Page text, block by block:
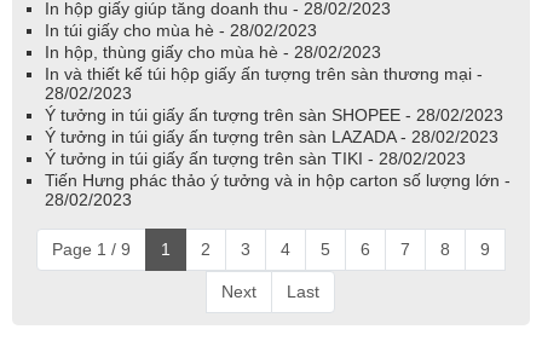
In hộp giấy giúp tăng doanh thu - 28/02/2023
In túi giấy cho mùa hè - 28/02/2023
In hộp, thùng giấy cho mùa hè - 28/02/2023
In và thiết kế túi hộp giấy ấn tượng trên sàn thương mại -
28/02/2023
Ý tưởng in túi giấy ấn tượng trên sàn SHOPEE - 28/02/2023
Ý tưởng in túi giấy ấn tượng trên sàn LAZADA - 28/02/2023
Ý tưởng in túi giấy ấn tượng trên sàn TIKI - 28/02/2023
Tiến Hưng phác thảo ý tưởng và in hộp carton số lượng lớn -
28/02/2023
Page 1 / 9 1 2 3 4 5 6 7 8 9
Next Last